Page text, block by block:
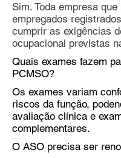
Sim. Toda empresa que
empregados
cumprir as exigências
ocupacional previstas
Quais exames fazem
PCMSO?
Os exames variam
riscos da função,
avaliação clínica e
complementares.
O ASO precisa ser